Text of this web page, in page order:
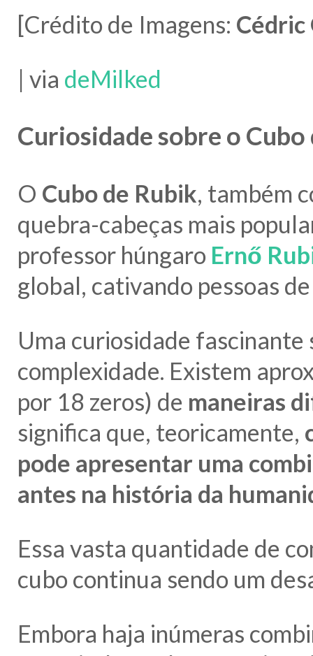
[Crédito de Imagens:
| via deMilked
Curiosidade sobre o Cubo
O Cubo de Rubik, também
quebra-cabeças mais
professor húngaro Ernő
global, cativando pessoas
Uma curiosidade fascinante
complexidade. Existem
por 18 zeros) de maneiras
significa que, teoricamente,
pode apresentar uma
antes na história da
Essa vasta quantidade de
cubo continua sendo um
Embora haja inúmeras